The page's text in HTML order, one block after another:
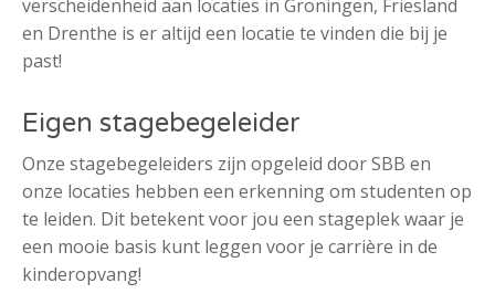
verscheidenheid aan locaties in Groningen, Friesland
en Drenthe is er altijd een locatie te vinden die bij je
past!
Eigen stagebegeleider
Onze stagebegeleiders zijn opgeleid door SBB en
onze locaties hebben een erkenning om studenten op
te leiden. Dit betekent voor jou een stageplek waar je
een mooie basis kunt leggen voor je carrière in de
kinderopvang!